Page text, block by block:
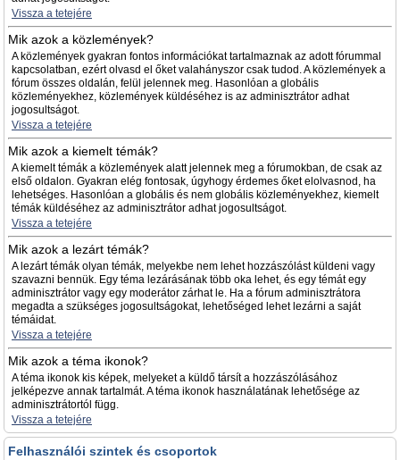
Vissza a tetejére
Mik azok a közlemények?
A közlemények gyakran fontos információkat tartalmaznak az adott fórummal
kapcsolatban, ezért olvasd el őket valahányszor csak tudod. A közlemények a
fórum összes oldalán, felül jelennek meg. Hasonlóan a globális
közleményekhez, közlemények küldéséhez is az adminisztrátor adhat
jogosultságot.
Vissza a tetejére
Mik azok a kiemelt témák?
A kiemelt témák a közlemények alatt jelennek meg a fórumokban, de csak az
első oldalon. Gyakran elég fontosak, úgyhogy érdemes őket elolvasnod, ha
lehetséges. Hasonlóan a globális és nem globális közleményekhez, kiemelt
témák küldéséhez az adminisztrátor adhat jogosultságot.
Vissza a tetejére
Mik azok a lezárt témák?
A lezárt témák olyan témák, melyekbe nem lehet hozzászólást küldeni vagy
szavazni bennük. Egy téma lezárásának több oka lehet, és egy témát egy
adminisztrátor vagy egy moderátor zárhat le. Ha a fórum adminisztrátora
megadta a szükséges jogosultságokat, lehetőséged lehet lezárni a saját
témáidat.
Vissza a tetejére
Mik azok a téma ikonok?
A téma ikonok kis képek, melyeket a küldő társít a hozzászólásához
jelképezve annak tartalmát. A téma ikonok használatának lehetősége az
adminisztrátortól függ.
Vissza a tetejére
Felhasználói szintek és csoportok